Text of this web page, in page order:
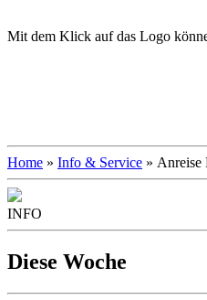
Mit dem Klick auf das Logo
Home » Info & Service » Anreise
INFO
Diese Woche